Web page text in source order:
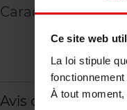
Ce site web
La loi stipule
À tout
Caractéristiques
Avis client